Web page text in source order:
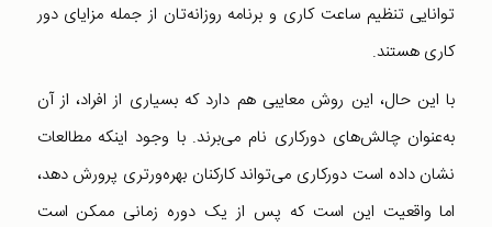
توانایی تنظیم ساعت کاری و برنامه روزانه‌تان از جمله مزایای دور
کاری هستند.
با این حال، این روش معایبی هم دارد که بسیاری از افراد، از آن
به‌عنوان چالش‌های دورکاری نام می‌برند. با وجود اینکه مطالعات
نشان داده است دورکاری می‌تواند کارکنان بهره‌ورتری پرورش دهد،
اما واقعیت این است که پس از یک دوره زمانی ممکن است